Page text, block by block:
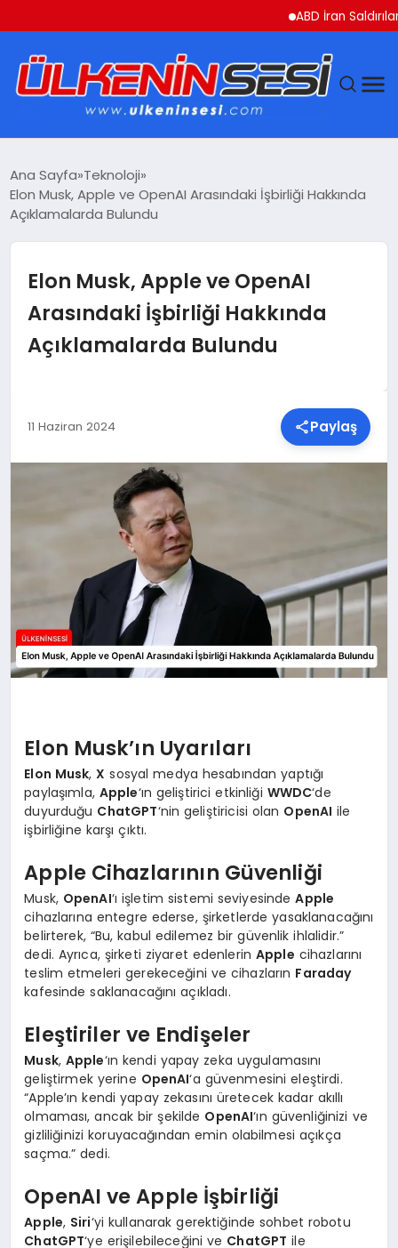
ABD İran
EKONOMI
SAĞLIK
YAŞAM
MALATYA HABERLERI
Ana Sayfa Teknoloji
Elon Musk, Apple ve OpenAI Arasındaki İşbirliği Hakkında
Açıklamalarda Bulundu
Elon Musk, Apple ve OpenAI
Arasındaki İşbirliği Hakkında
Açıklamalarda Bulundu
11 Haziran 2024 Paylaş
Elon Musk’ın Uyarıları
Elon Musk,X sosyal medya hesabından yaptığı
paylaşımla, Apple‘ın geliştirici etkinliği WWDC‘de
duyurduğu ChatGPT‘nin geliştiricisi olan OpenAI ile
işbirliğine karşı çıktı.
Apple Cihazlarının Güvenliği
Musk, OpenAI‘ı işletim sistemi seviyesindeApple
cihazlarına entegre ederse, şirketlerde yasaklanacağını
belirterek, “Bu, kabul edilemez bir güvenlik ihlalidir.”
dedi. Ayrıca, şirketi ziyaret edenlerin Apple cihazlarını
teslim etmeleri gerekeceğini ve cihazların Faraday
kafesinde saklanacağını açıkladı.
Eleştiriler ve Endişeler
Musk, Apple‘ın kendi yapay zeka uygulamasını
geliştirmek yerine OpenAI‘a güvenmesini eleştirdi.
“Apple’ın kendi yapay zekasını üretecek kadar akıllı
olmaması, ancak bir şekilde OpenAI‘ın güvenliğinizi ve
gizliliğinizi koruyacağından emin olabilmesi açıkça
saçma.” dedi.
OpenAI ve Apple İşbirliği
Apple, Siri‘yi kullanarak gerektiğinde sohbet robotu
ChatGPT‘ye erişilebileceğini ve ChatGPT ile